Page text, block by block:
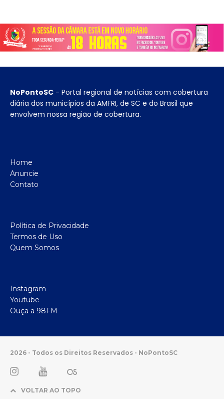
NoPontoSC - Portal regional de notícias com cobertura
diária dos municípios da AMFRI, de SC e do Brasil que
envolvem nossa região de cobertura.
Home
Anuncie
Contato
Política de Privacidade
Termos de Uso
Quem Somos
Instagram
Youtube
Ouça a 98FM
2026 - Todos os Direitos Reservados - NoPontoSC
VOLTAR AO TOPO